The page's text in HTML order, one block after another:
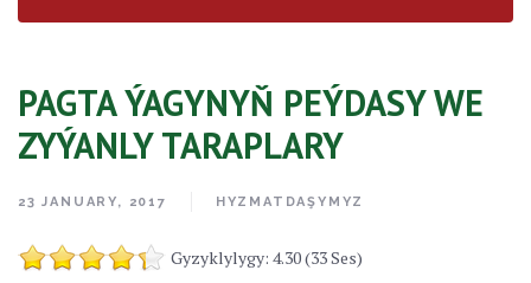
PAGTA ÝAGYNYŇ PEÝDASY WE
ZYÝANLY TARAPLARY
23 JANUARY, 2017 HYZMATDAŞYMYZ
Gyzyklylygy: 4.30 (33 Ses)